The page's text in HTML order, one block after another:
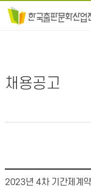
채용공고
2023년 4차 기간제계